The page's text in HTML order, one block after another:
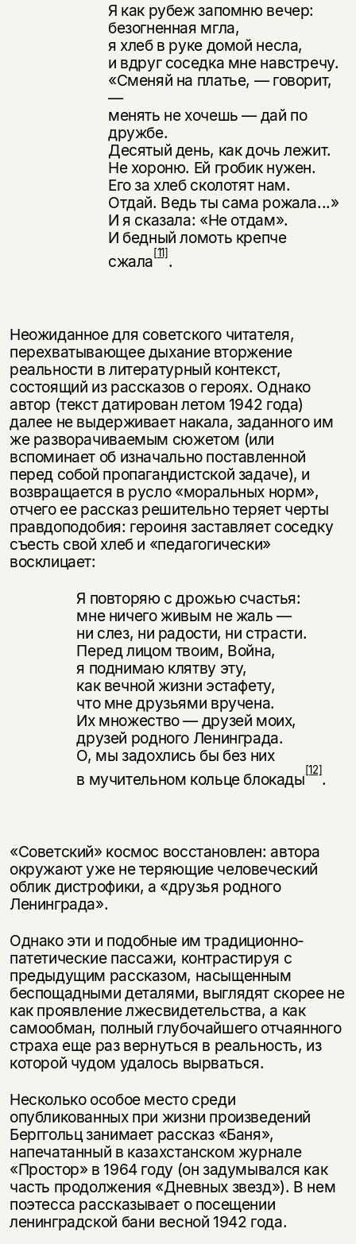
Я как рубеж запомню вечер:
безогненная мгла,
я хлеб в руке домой несла,
и вдруг соседка мне навстречу.
«Сменяй на платье, — говорит,
—
менять не хочешь — дай по
дружбе.
Десятый день, как дочь лежит.
Не хороню. Ей гробик нужен.
Его за хлеб сколотят нам.
Отдай. Ведь ты сама рожала...»
И я сказала: «Не отдам».
И бедный ломоть крепче
сжала[11].
Неожиданное для советского читателя,
перехватывающее дыхание втор­жение
реальности в литературный контекст,
состоящий из рассказов о ге­роях. Однако
автор (текст датирован летом 1942 года)
далее не выдерживает накала, заданного им
же разворачиваемым сюжетом (или
вспоминает об изначально поставленной
перед собой пропагандистской задаче), и
возвра­щается в русло «моральных норм»,
отчего ее рассказ решительно теряет черты
правдоподобия: героиня заставляет соседку
съесть свой хлеб и «педа­гогически»
восклицает:
Я повторяю с дрожью счастья:
мне ничего живым не жаль —
ни слез, ни радости, ни страсти.
Перед лицом твоим, Война,
я поднимаю клятву эту,
как вечной жизни эстафету,
что мне друзьями вручена.
Их множество — друзей моих,
друзей родного Ленинграда.
О, мы задохлись бы без них
в мучительном кольце блокады[12].
«Советский» космос восстановлен: автора
окружают уже не теряющие че­ловеческий
облик дистрофики, а «друзья родного
Ленинграда».
Однако эти и подобные им традиционно-
патетические пассажи, контра­стируя с
предыдущим рассказом, насыщенным
беспощадными деталями, вы­глядят скорее не
как проявление лжесвидетельства, а как
самообман, полный глубочайшего отчаянного
страха еще раз вернуться в реальность, из
которой чудом удалось вырваться.
Несколько особое место среди
опубликованных при жизни произведений
Берг­гольц занимает рассказ «Баня»,
напечатанный в казахстанском журнале
«Про­стор» в 1964 году (он задумывался как
часть продолжения «Дневных звезд»). В нем
поэтесса рассказывает о посещении
ленинградской бани весной 1942 года.
Подписка на рассылку
скидку 15%
Я соглашаюсь сПолитикой конфиденциальности
подписаться
Этой книги временно
нет в продаже.
Я соглашаюсь сПолитикой конфиденциальности
подписаться
Эта книга
не предназначена для
несовершеннолетних
вам уже исполнилось 18 лет?
да
нет, вернуться назад